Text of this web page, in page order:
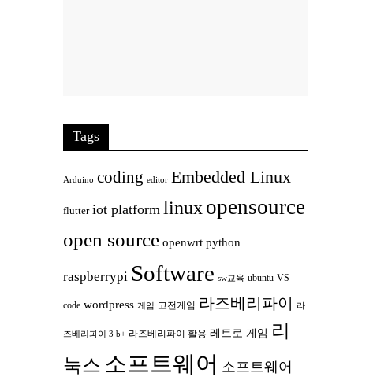
Tags
Arduino coding editor Embedded Linux
flutter iot platform linux opensource
open source openwrt python
raspberrypi Software sw교육 ubuntu VS
code wordpress 게임 고전게임 라즈베리파이 라
즈베리파이 3 b+ 라즈베리파이 활용 레트로 게임 리
눅스 소프트웨어 소프트웨어